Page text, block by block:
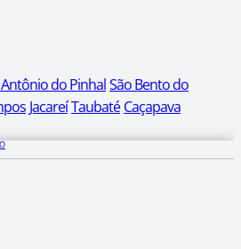
do PinhalSão Bento do
JacareíTaubaté Caçapava